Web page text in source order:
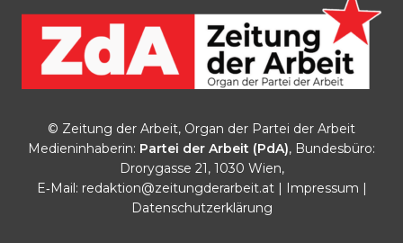
© Zeitung der Arbeit, Organ der Partei der Arbeit
Medieninhaberin: Partei der Arbeit (PdA), Bundesbüro:
Drorygasse 21, 1030 Wien,
E‑Mail: redaktion@zeitungderarbeit.at| Impressum
Datenschutzerklärung